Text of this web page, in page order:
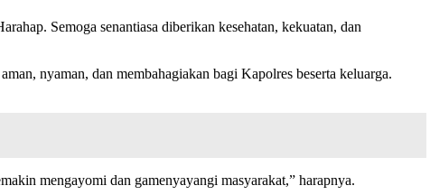
Semoga senantiasa diberikan kesehatan, kekuatan, dan
nyaman, dan membahagiakan bagi Kapolres beserta keluarga.
mengayomi dan gamenyayangi masyarakat,” harapnya.